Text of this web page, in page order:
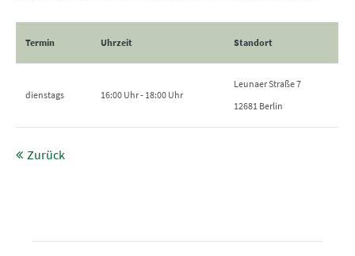
Termin Uhrzeit Standort
dienstags 16:00 Uhr - 18:00 Uhr
Leunaer Straße 7
12681 Berlin
Zurück